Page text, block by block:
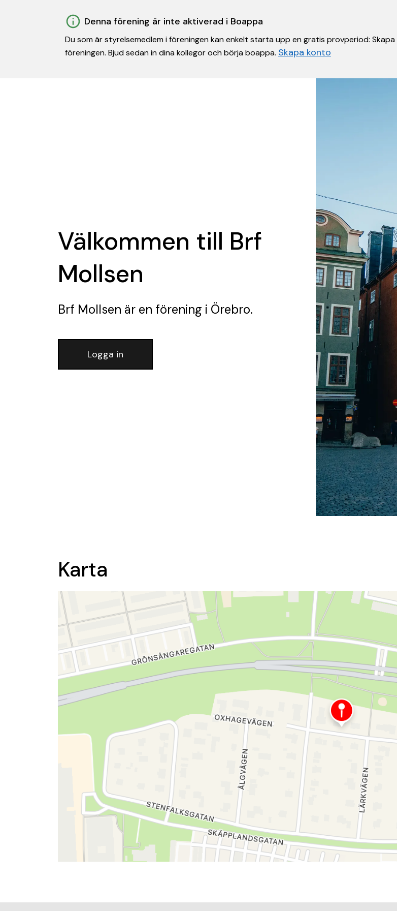
Denna förening är inte aktiverad i Boappa
Du som är styrelsemedlem i föreningen kan enkelt starta upp en gratis provperiod:
föreningen. Bjud sedan in dina kollegor och börja boappa. Skapa konto
Välkommen till Brf
Mollsen
Brf Mollsen är en förening i Örebro.
Logga in
Karta